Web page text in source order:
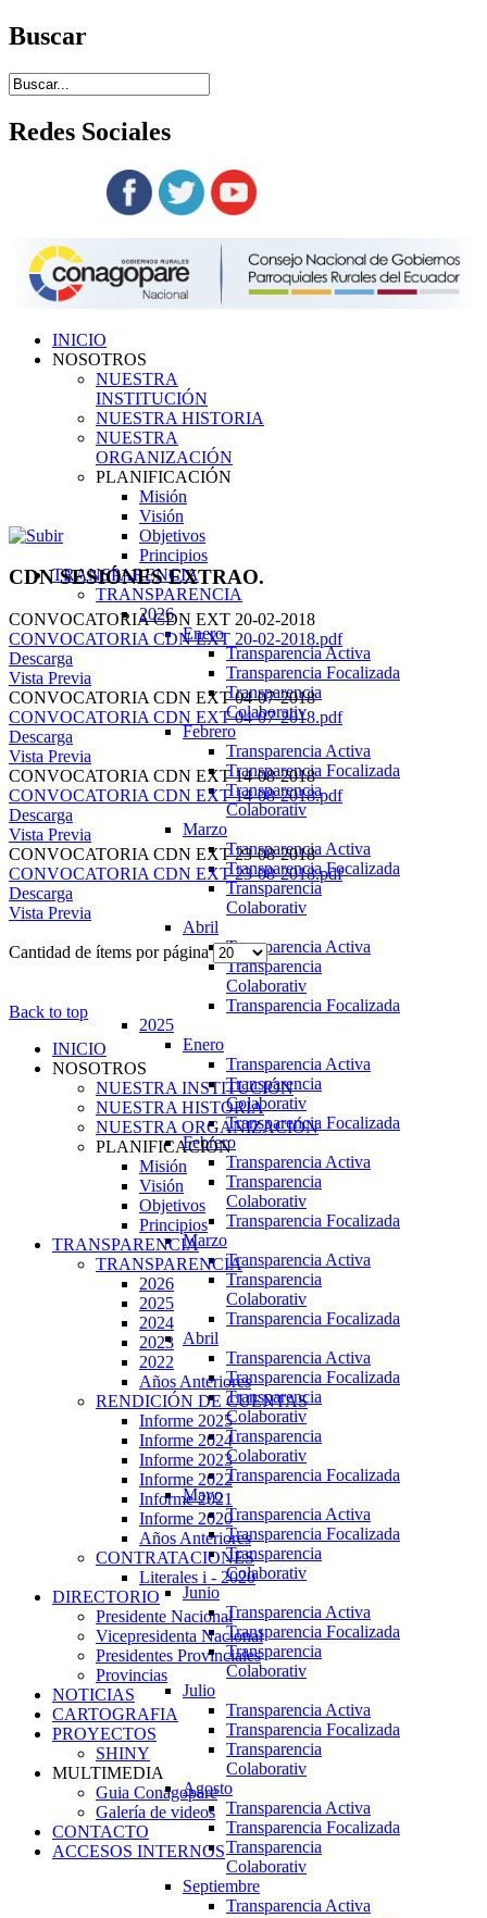
Buscar
Redes Sociales
INICIO
NOSOTROS
NUESTRA
INSTITUCIÓN
NUESTRA HISTORIA
NUESTRA
ORGANIZACIÓN
PLANIFICACIÓN
Misión
Visión
Objetivos
Principios
TRANSPARENCIA
TRANSPARENCIA
2026
Enero
Transparencia Activa
Transparencia Focalizada
Transparencia
Colaborativ
Febrero
Transparencia Activa
Transparencia Focalizada
Transparencia
Colaborativ
Marzo
Transparencia Activa
Transparencia Focalizada
Transparencia
Colaborativ
Abril
Transparencia Activa
Transparencia
Colaborativ
Transparencia Focalizada
2025
Enero
Transparencia Activa
Transparencia
Colaborativ
Transparencia Focalizada
Febrero
Transparencia Activa
Transparencia
Colaborativ
Transparencia Focalizada
Marzo
Transparencia Activa
Transparencia
Colaborativ
Transparencia Focalizada
Abril
Transparencia Activa
Transparencia Focalizada
Transparencia
Colaborativ
Transparencia
Colaborativ
Transparencia Focalizada
Mayo
Transparencia Activa
Transparencia Focalizada
Transparencia
Colaborativ
Junio
Transparencia Activa
Transparencia Focalizada
Transparencia
Colaborativ
Julio
Transparencia Activa
Transparencia Focalizada
Transparencia
Colaborativ
Agosto
Transparencia Activa
Transparencia Focalizada
Transparencia
Colaborativ
Septiembre
Transparencia Activa
CDN SESIÓNES EXTRAO.
CONVOCATORIA CDN EXT 20-02-2018
CONVOCATORIA CDN EXT 20-02-2018.pdf
Descarga
Vista Previa
CONVOCATORIA CDN EXT 04-07-2018
CONVOCATORIA CDN EXT 04-07-2018.pdf
Descarga
Vista Previa
CONVOCATORIA CDN EXT 14-08-2018
CONVOCATORIA CDN EXT 14-08-2018.pdf
Descarga
Vista Previa
CONVOCATORIA CDN EXT 23-08-2018
CONVOCATORIA CDN EXT 23-08-2018.pdf
Descarga
Vista Previa
Cantidad de ítems por página
Back to top
INICIO
NOSOTROS
NUESTRA INSTITUCIÓN
NUESTRA HISTORIA
NUESTRA ORGANIZACIÓN
PLANIFICACIÓN
Misión
Visión
Objetivos
Principios
TRANSPARENCIA
TRANSPARENCIA
2026
2025
2024
2023
2022
Años Anteriores
RENDICIÓN DE CUENTAS
Informe 2025
Informe 2024
Informe 2023
Informe 2022
Informe 2021
Informe 2020
Años Anteriores
CONTRATACIONES
Literales i - 2020
DIRECTORIO
Presidente Nacional
Vicepresidenta Nacional
Presidentes Provinciales
Provincias
NOTICIAS
CARTOGRAFIA
PROYECTOS
SHINY
MULTIMEDIA
Guia Conagopare
Galería de videos
CONTACTO
ACCESOS INTERNOS